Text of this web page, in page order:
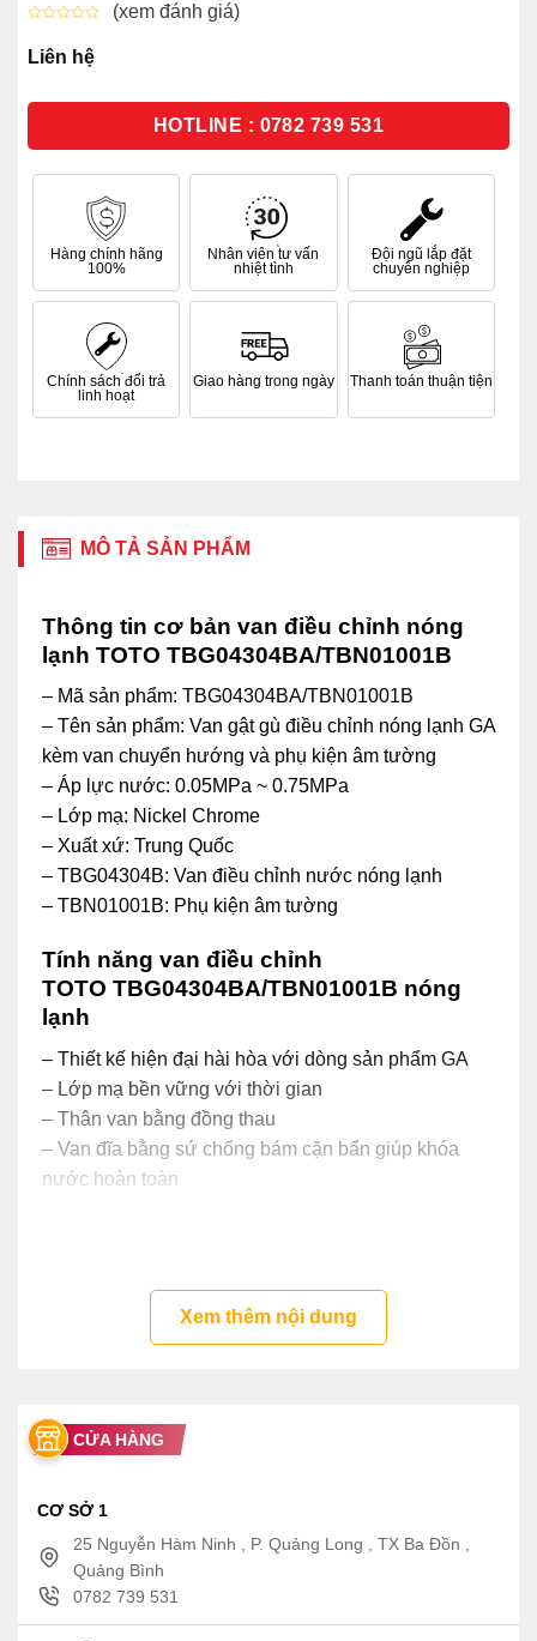
xếp
hạng
sao
(xem đánh giá)
Liên hệ
HOTLINE : 0782 739 531
Hàng chính hãng
100%
Nhân viên tư vấn
nhiệt tình
Đội ngũ lắp đặt
chuyên nghiệp
Chính sách đổi trả
linh hoạt
Giao hàng trong ngày Thanh toán thuận tiện
MÔ TẢ SẢN PHẨM
Thông tin cơ bản van điều chỉnh nóng
lạnh TOTO TBG04304BA/TBN01001B
– Mã sản phẩm: TBG04304BA/TBN01001B
– Tên sản phẩm: Van gật gù điều chỉnh nóng lạnh GA
kèm van chuyển hướng và phụ kiện âm tường
– Áp lực nước: 0.05MPa ~ 0.75MPa
– Lớp mạ: Nickel Chrome
– Xuất xứ: Trung Quốc
– TBG04304B: Van điều chỉnh nước nóng lạnh
– TBN01001B: Phụ kiện âm tường
Tính năng van điều chỉnh
TOTO TBG04304BA/TBN01001B nóng
lạnh
– Thiết kế hiện đại hài hòa với dòng sản phẩm GA
– Lớp mạ bền vững với thời gian
– Thân van bằng đồng thau
– Van đĩa bằng sứ chống bám cặn bẩn giúp khóa
nước hoàn toàn
Xem thêm nội dung
CỬA HÀNG
CƠ SỞ 1
25 Nguyễn Hàm Ninh , P. Quảng Long , TX Ba Đồn ,
Quảng Bình
0782 739 531